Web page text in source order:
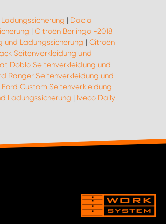
| Dacia
| Citroën Berlingo -2018
und Ladungssicherung | Citroën
Seitenverkleidung und
Doblo Seitenverkleidung und
Ranger Seitenverkleidung und
Ford Custom Seitenverkleidung
Ladungssicherung | Iveco Daily